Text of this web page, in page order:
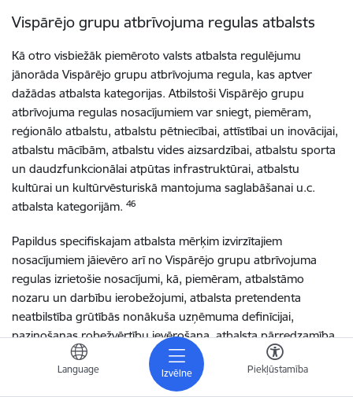
Izvēlne
Language Piekļūstamība
Vispārējo grupu atbrīvojuma regulas atbalsts
Kā otro visbiežāk piemēroto valsts atbalsta regulējumu
jānorāda Vispārējo grupu atbrīvojuma regula, kas aptver
dažādas atbalsta kategorijas. Atbilstoši Vispārējo grupu
atbrīvojuma regulas nosacījumiem var sniegt, piemēram,
reģionālo atbalstu, atbalstu pētniecībai, attīstībai un inovācijai,
atbalstu mācībām, atbalstu vides aizsardzībai, atbalstu sporta
un daudzfunkcionālai atpūtas infrastruktūrai, atbalstu
kultūrai un kultūrvēsturiskā mantojuma saglabāšanai u.c.
atbalsta kategorijām. 46
Papildus specifiskajam atbalsta mērķim izvirzītajiem
nosacījumiem jāievēro arī no Vispārējo grupu atbrīvojuma
regulas izrietošie nosacījumi, kā, piemēram, atbalstāmo
nozaru un darbību ierobežojumi, atbalsta pretendenta
neatbilstība grūtībās nonākuša uzņēmuma definīcijai,
paziņošanas robežvērtību ievērošana, atbalsta pārredzamība,
stimulējošā ietekme un atbalsta kumulācija, u.c.
47Tikai pēc šo
nosacījumu rūpīgas izvērtēšanas valsts atbalsts var tikt